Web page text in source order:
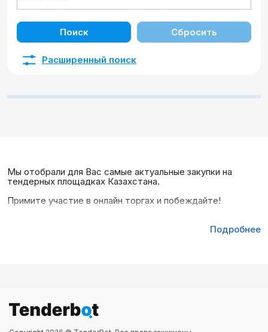
Поиск Сбросить
Расширенный поиск
Мы отобрали для Вас самые актуальные закупки на
тендерных площадках Казахстана.
Примите участие в онлайн торгах и побеждайте!
Подробнее